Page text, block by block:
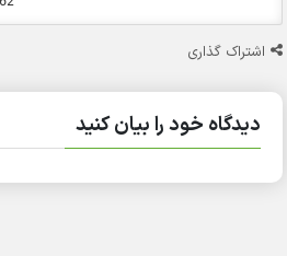
اشتراک گذاری
دیدگاه خود را بیان کنید